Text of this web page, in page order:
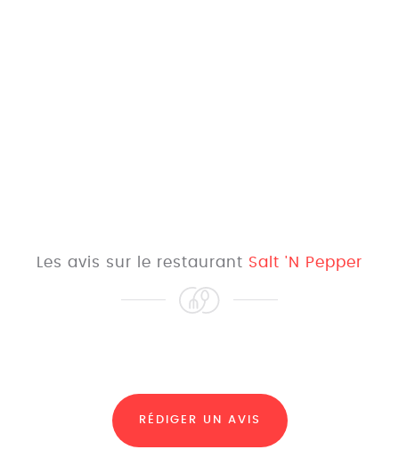
Les avis sur le restaurant Salt 'N Pepper
RÉDIGER UN AVIS